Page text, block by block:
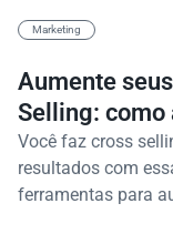
Marketing
Aumente
Selling: como
Você faz cross
resultados com
ferramentas para